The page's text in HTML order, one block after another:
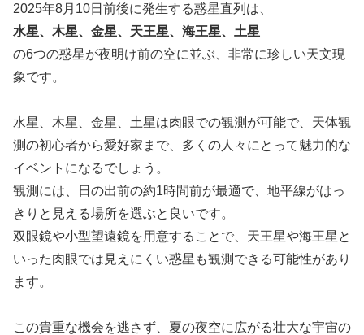
2025年8月10日前後に発生する惑星直列は、
水星、木星、金星、天王星、海王星、土星
の6つの惑星が夜明け前の空に並ぶ、非常に珍しい天文現
象です。
水星、木星、金星、土星は肉眼での観測が可能で、天体観
測の初心者から愛好家まで、多くの人々にとって魅力的な
イベントになるでしょう。
観測には、日の出前の約1時間前が最適で、地平線がはっ
きりと見える場所を選ぶと良いです。
双眼鏡や小型望遠鏡を用意することで、天王星や海王星と
いった肉眼では見えにくい惑星も観測できる可能性があり
ます。
この貴重な機会を逃さず、夏の夜空に広がる壮大な宇宙の